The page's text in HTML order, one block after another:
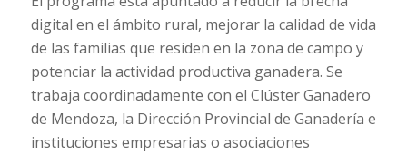
digital en el ámbito rural, mejorar la calidad de vida
de las familias que residen en la zona de campo y
potenciar la actividad productiva ganadera. Se
trabaja coordinadamente con el Clúster Ganadero
de Mendoza, la Dirección Provincial de Ganadería e
instituciones empresarias o asociaciones